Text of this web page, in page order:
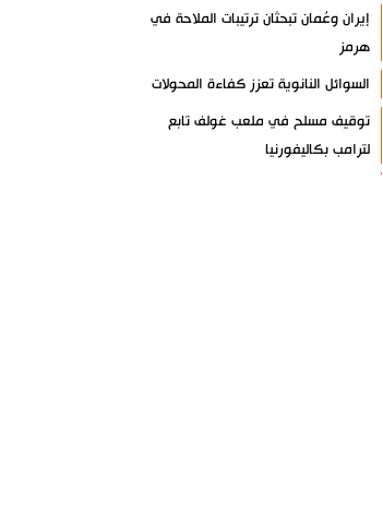
إيران وعُمان تبحثان ترتيبات الملاحة في
هرمز
السوائل النانوية تعزز كفاءة المحولات
توقيف مسلح في ملعب غولف تابع
لترامب بكاليفورنيا